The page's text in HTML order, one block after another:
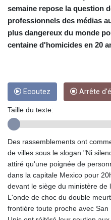
Léon XIV rencontre de jeunes
semaine repose la question
professionnels des médias
plus dangereux du monde
centaine d'homicides en 20
Ecoutez Arrête
Taille du texte:
Des rassemblements ont
de villes sous le slogan "Ni
attiré qu'une poignée de
dans la capitale Mexico pour
devant le siège du ministère de
L'onde de choc du double
frontière toute proche avec